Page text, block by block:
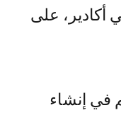
أكادير، على
في إنشاء